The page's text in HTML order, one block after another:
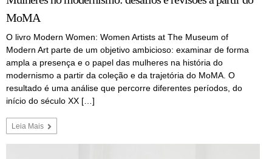
MoMA
O livro Modern Women: Women Artists at The Museum of
Modern Art parte de um objetivo ambicioso: examinar de forma
ampla a presença e o papel das mulheres na história do
modernismo a partir da coleção e da trajetória do MoMA. O
resultado é uma análise que percorre diferentes períodos, do
início do século XX […]
Leia Mais